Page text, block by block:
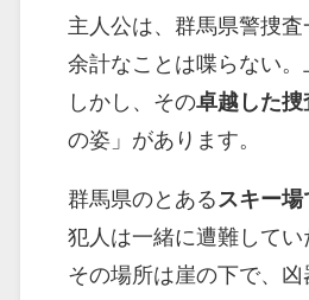
主人公は、群馬県警捜査
余計なことは喋らない
しかし、その卓越した捜
の姿」があります。
群馬県のとある スキー
犯人は一緒に遭難してい
その場所は崖の下で、